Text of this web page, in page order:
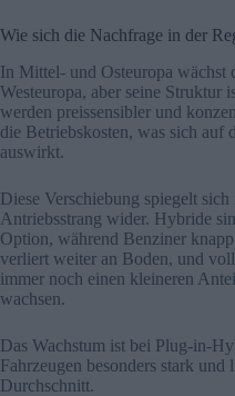
Wie sich die Nachfrage in der
In Mittel- und Osteuropa wächst
Westeuropa, aber seine Struktur
werden preissensibler und
die Betriebskosten, was sich auf
auswirkt.
Diese Verschiebung spiegelt
Antriebsstrang wider. Hybride
Option, während Benziner
verliert weiter an Boden, und
immer noch einen kleineren
wachsen.
Das Wachstum ist bei Plug-in-
Fahrzeugen besonders stark
Durchschnitt.